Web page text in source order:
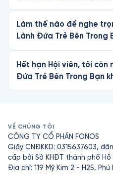
Làm thế nào để nghe
Lành Đứa Trẻ Bên Trong
Hết hạn Hội viên, tôi còn
Đứa Trẻ Bên Trong Bạn
VỀ CHÚNG TÔI
CÔNG TY CỔ PHẦN FONOS
Giấy CNĐKKD: 0315637603,
cấp bởi Sở KHĐT thành phố Hồ
Địa chỉ: 119 Mỹ Kim 2 - H25,